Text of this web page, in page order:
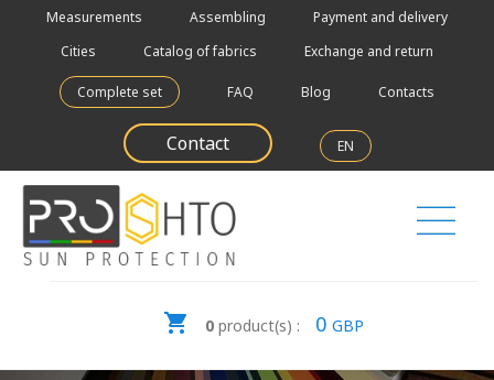
Measurements Assembling
Payment and delivery
Cities
Catalog of fabrics Exchange and return
Complete set FAQ Blog Contacts
Contact EN
0 product(s) : 0 GBP